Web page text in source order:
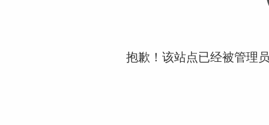
抱歉！该站点已经被管理